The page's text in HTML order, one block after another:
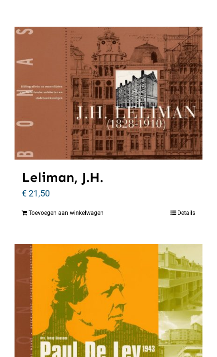
Leliman, J.H.
€21,50
Toevoegen aan winkelwagen Details